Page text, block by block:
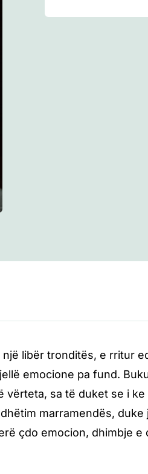
libër tronditës, e rritur
emocione pa fund.
vërteta, sa të duket se i
marramendës,
çdo emocion, dhimbje